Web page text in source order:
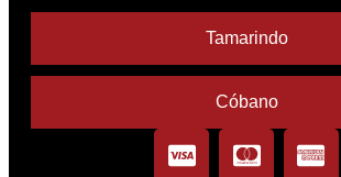
Tamarindo
Cóbano